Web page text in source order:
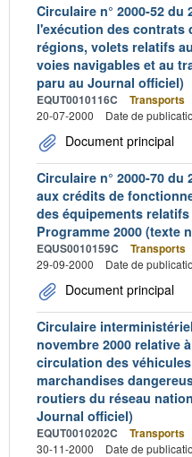
Circulaire n° 2000-52 du
l'exécution des contrats
régions, volets relatifs
voies navigables et au
paru au Journal officiel)
EQUT0010116C Transports
20-07-2000
Date de
Document principal
Circulaire n° 2000-70 du
aux crédits de
des équipements
Programme 2000 (texte
EQUS0010159C Transports
29-09-2000
Date de
Document principal
Circulaire
novembre 2000 relative
circulation des
marchandises
routiers du réseau
Journal officiel)
EQUT0010202C Transports
30-11-2000
Date de